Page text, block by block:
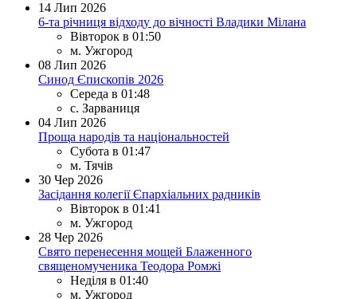
14 Лип 2026
6-та річниця відходу до вічності Владики Мілана
Вівторок в 01:50
м. Ужгород
08 Лип 2026
Синод Єпископів 2026
Середа в 01:48
с. Зарваниця
04 Лип 2026
Проща народів та національностей
Субота в 01:47
м. Тячів
30 Чер 2026
Засідання колегії Єпархіальних радників
Вівторок в 01:41
м. Ужгород
28 Чер 2026
Свято перенесення мощей Блаженного
священомученика Теодора Ромжі
Неділя в 01:40
м. Ужгород